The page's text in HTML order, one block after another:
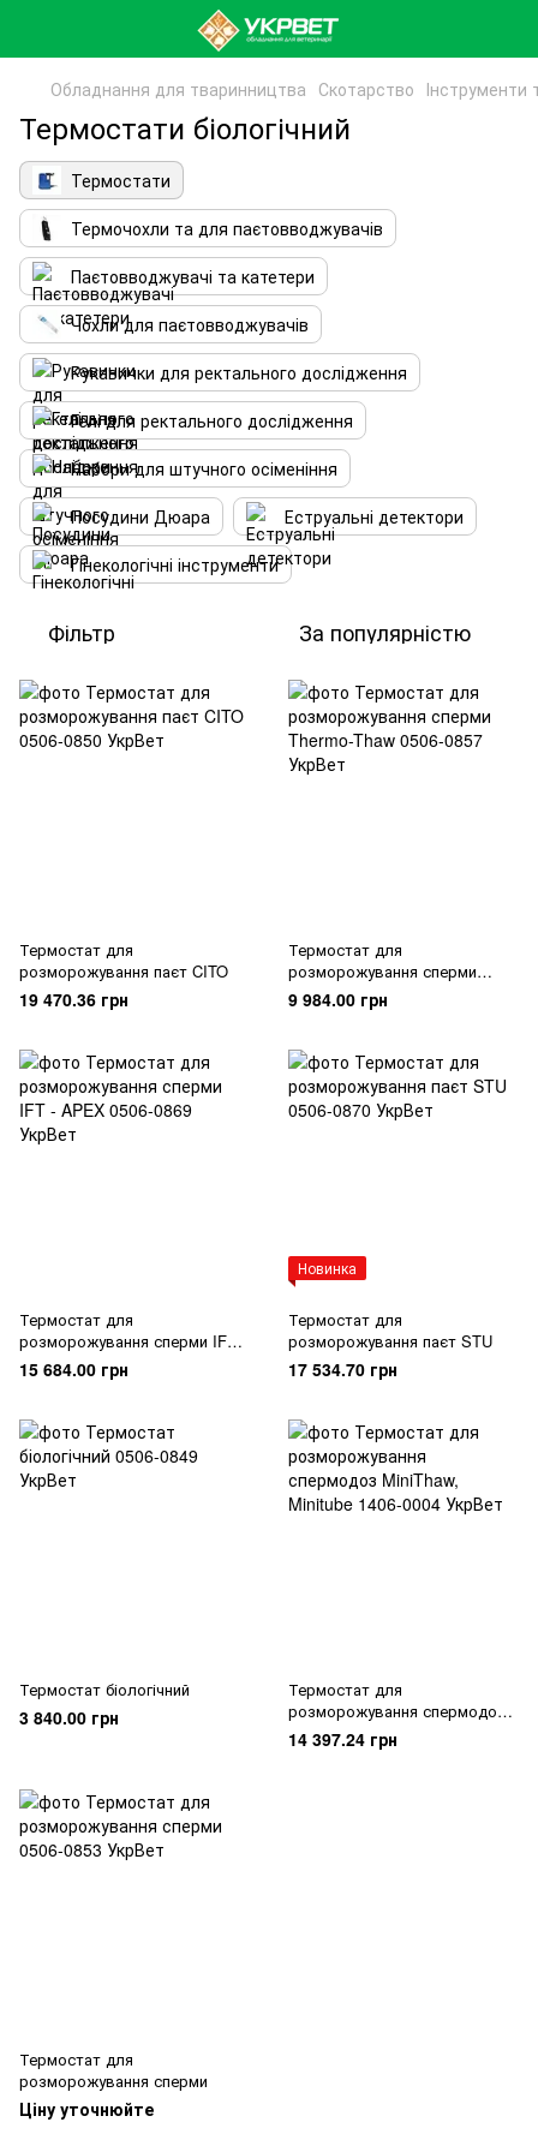
Обладнання для тваринництва Скотарство Інструменти
Термостати біологічний
Термостати
Термочохли та для паєтовводжувачів
Паєтовводжувачі та катетери
Чохли для паєтовводжувачів
Рукавички для ректального дослідження
Гелі для ректального дослідження
Набори для штучного осіменіння
Посудини Дюара
Еструальні детектори
Гінекологічні інструменти
Фільтр За популярністю
Термостат для
розморожування паєт CITO
19 470.36 грн
Термостат для
розморожування сперми
Thermo-Thaw
9 984.00 грн
Термостат для
розморожування сперми IFT -
APEX
15 684.00 грн
Новинка
Термостат для
розморожування паєт STU
17 534.70 грн
Термостат біологічний
3 840.00 грн
Термостат для
розморожування спермодоз
MiniThaw, Minitube
14 397.24 грн
Термостат для
розморожування сперми
Ціну уточнюйте